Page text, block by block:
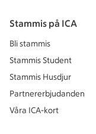
Stammis på ICA
Bli stammis
Stammis Student
Stammis Husdjur
Partnererbjudanden
Våra ICA-kort